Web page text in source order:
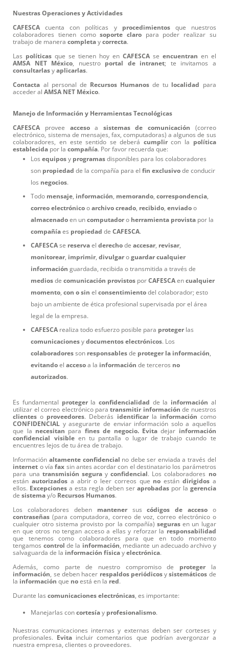
Nuestras Operaciones y Actividades
CAFESCA cuenta con políticas y procedimientosque nuestros
colaboradores tienen comosoporte claro para poder realizar su
trabajo de maneracompleta ycorrecta.
Las políticas que se tienen hoy en CAFESCAse encuentran en el
AMSA
NET México, nuestro portal de intranet; te invitamos a
consultarlas yaplicarlas.
Contacta al personal de Recursos Humanos de tu localidad para
acceder alAMSA NET México.
Manejo de Información y Herramientas Tecnológicas
CAFESCA provee accesoa sistemas de comunicación (correo
electrónico, sistema de mensajes, fax, computadoras) a algunos de sus
colaboradores, en este sentido se deberá cumplircon la política
establecida por lacompañía. Por favor recuerda que:
Losequipos y programas disponibles para los colaboradores
son propiedad de la compañía para elfin exclusivo de conducir
los negocios.
Todo mensaje, información, memorando,correspondencia,
correo electrónico oarchivo creado, recibido,enviado o
almacenado en uncomputador o herramienta provista por la
compañía es propiedad deCAFESCA.
CAFESCA se reserva elderecho deaccesar, revisar,
monitorear, imprimir,divulgar oguardar cualquier
información guardada, recibida o transmitida a través de
medios decomunicación provistos porCAFESCA encualquier
momento,con o sin elconsentimiento del colaborador; esto
bajo un ambiente de ética profesional supervisada por el área
legal de la empresa.
CAFESCA realiza todo esfuerzo posible para proteger las
comunicaciones ydocumentos electrónicos. Los
colaboradores son responsables de proteger la información,
evitando elacceso a la información de terceros no
autorizados.
Es fundamental protegerlaconfidencialidad de la información al
utilizar el correo electrónico paratransmitir información de nuestros
clientes o proveedores. Deberás identificarla información como
CONFIDENCIAL y asegurarte de enviar información solo a aquellos
que la necesitan para fines de negocio. Evitadejar información
confidencial visibleen tu pantalla o lugar de trabajo cuando te
encuentres lejos de tu área de trabajo.
Información altamente confidencial no debe ser enviada a través del
internet o víafax sin antes acordar con el destinatario los parámetros
para una transmisión segurayconfidencial. Los colaboradores no
estánautorizados a abrir o leer correos que no están dirigidosa
ellos. Excepciones a esta regla deben ser aprobadaspor la gerencia
desistema y/o Recursos Humanos.
Los colaboradores deben mantenersuscódigos de accesoo
contraseñas (para computadora, correo de voz, correo electrónico o
cualquier otro sistema provisto por la compañía) segurasen un lugar
en que otros no tengan acceso a ellas y reforzar la responsabilidad
que tenemos como colaboradores para que en todo momento
tengamos control de la información , mediante un adecuado archivo y
salvaguarda de la información física yelectrónica.
Además, como parte de nuestro compromiso de protegerla
información , se deben hacer respaldos periódicosysistemáticos de
la información que no está en la red.
Durante lascomunicaciones electrónicas , es importante:
Manejarlas concortesía y profesionalismo.
Nuestras comunicaciones internas y externas deben ser corteses y
profesionales. Evita incluir comentarios que podrían avergonzar a
nuestra empresa, clientes o proveedores.